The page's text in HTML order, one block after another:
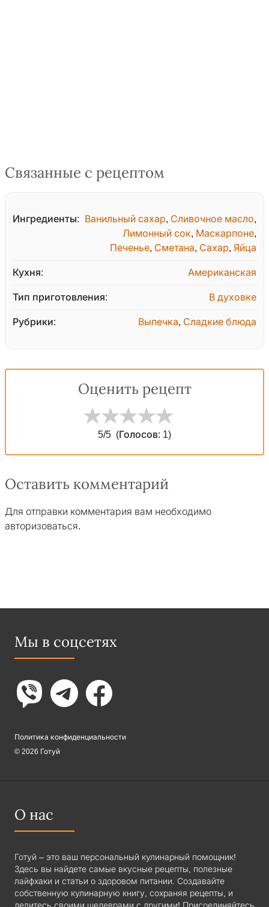
Связанные с рецептом
Ингредиенты: Ванильный сахар, Сливочное масло,
Лимонный сок, Маскарпоне,
Печенье, Сметана, Сахар, Яйца
Кухня: Американская
Тип приготовления: В духовке
Рубрики: Выпечка, Сладкие блюда
Оценить рецепт
5/5 (Голосов: 1)
Оставить комментарий
Для отправки комментария вам необходимо
авторизоваться.
Мы в соцсетях
Политика конфиденциальности
© 2026 Готуй
О нас
Готуй – это ваш персональный кулинарный помощник!
Здесь вы найдете самые вкусные рецепты, полезные
лайфхаки и статьи о здоровом питании. Создавайте
собственную кулинарную книгу, сохраняя рецепты, и